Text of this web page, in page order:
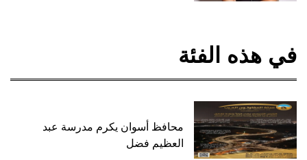
في هذه الفئة
محافظ أسوان يكرم مدرسة عبد
العظيم فضل